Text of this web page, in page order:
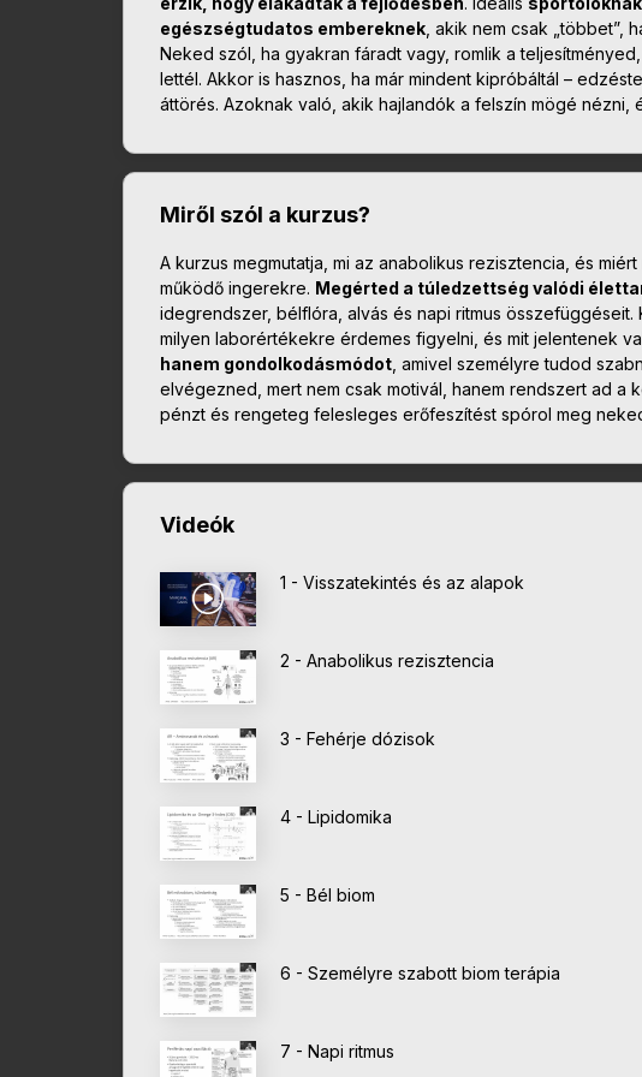
egészségtudatos embereknek , akik nem csak „többet”,
Neked szól, ha gyakran fáradt vagy, romlik a
lettél. Akkor is hasznos, ha már mindent kipróbáltál –
áttörés. Azoknak való, akik hajlandók a felszín mögé nézni,
Miről szól a kurzus?
A kurzus megmutatja, mi az anabolikus rezisztencia, és
működő ingerekre. Megérted a túledzettség valódi
idegrendszer, bélflóra, alvás és napi ritmus összefüggéseit.
milyen laborértékekre érdemes figyelni, és mit jelentenek
hanem gondolkodásmódot , amivel személyre tudod
elvégezned, mert nem csak motivál, hanem rendszert ad a
pénzt és rengeteg felesleges erőfeszítést spórol meg
Videók
1 - Visszatekintés és az alapok
2 - Anabolikus rezisztencia
3 - Fehérje dózisok
4 - Lipidomika
5 - Bél biom
6 - Személyre szabott biom terápia
7 - Napi ritmus